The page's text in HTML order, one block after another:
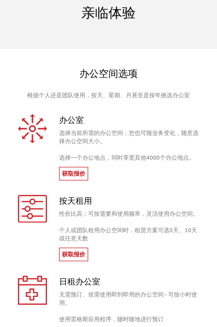
亲临体验
办公空间选项
根据个人还是团队使用，按天、星期、月甚至是按年挑选办公室
办公室
选择当前所需的办公空间；您也可随业务变化，随意选
择办公空间大小。
选择一个办公地点，同时享受其他4000个办公地点。
获取报价
按天租用
性价比高；可按需要和使用频率，灵活使用办公空间。
个人或团队租用办公空间时，租赁方案可选5天、10天
或任意天数
获取报价
日租办公室
无需预订、按需使用即到即用的办公空间 - 可按小时使
用。
使用雷格斯应用程序，随时随地进行预订